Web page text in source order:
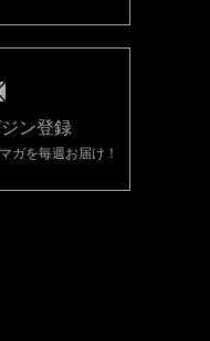
ン登録
ガを毎週お届け！